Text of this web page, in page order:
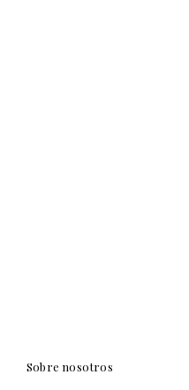
Sobre nosotros